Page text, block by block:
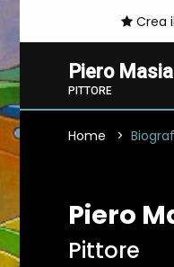
Crea
Piero Masia
PITTORE
Home
Piero
Pittore